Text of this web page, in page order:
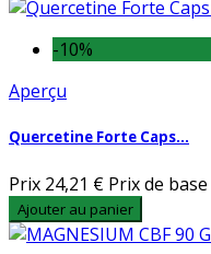
-10%
Aperçu
Quercetine Forte Caps...
Prix 24,21 € Prix de base
Ajouter au panier